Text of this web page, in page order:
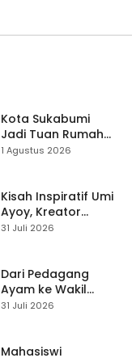
Kota Sukabumi
Jadi Tuan Rumah
Kontes Batu Akik
1 Agustus 2026
Kisah Inspiratif Umi
Ayoy, Kreator
TikTok Asal
Live Streaming
31 Juli 2026
Dari Pedagang
Ayam ke Wakil
Ketua DPRD, H.
Pasar Cisaat
31 Juli 2026
Mahasiswi